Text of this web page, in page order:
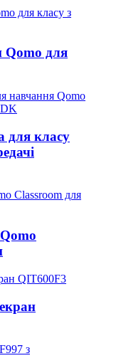
Qomo для
для класу